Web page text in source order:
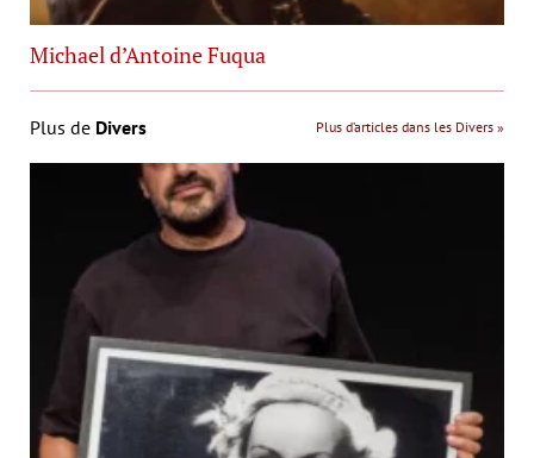
Michael d’Antoine Fuqua
Plus de Divers Plus d’articles dans les Divers »